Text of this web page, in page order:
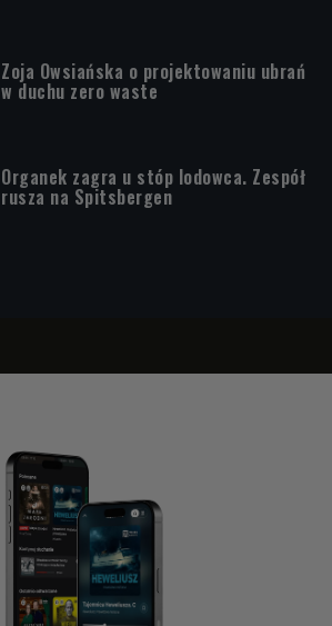
Zoja Owsiańska o projektowaniu ubrań
w duchu zero waste
Organek zagra u stóp lodowca. Zespół
rusza na Spitsbergen